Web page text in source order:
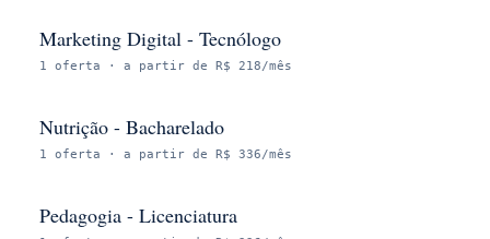
Marketing Digital - Tecnólogo
1 oferta · a partir de R$ 218/mês
Nutrição - Bacharelado
1 oferta · a partir de R$ 336/mês
Pedagogia - Licenciatura